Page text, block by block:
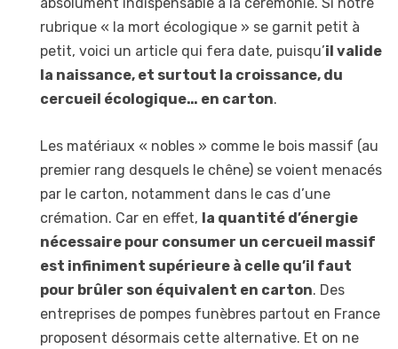
rubrique « la mort écologique » se garnit petit à
petit, voici un article qui fera date, puisqu’il valide
la naissance, et surtout la croissance, du
cercueil écologique… en carton.
Les matériaux « nobles » comme le bois massif (au
premier rang desquels le chêne) se voient menacés
par le carton, notamment dans le cas d’une
crémation. Car en effet, la quantité d’énergie
nécessaire pour consumer un cercueil massif
est infiniment supérieure à celle qu’il faut
pour brûler son équivalent en carton. Des
entreprises de pompes funèbres partout en France
proposent désormais cette alternative. Et on ne